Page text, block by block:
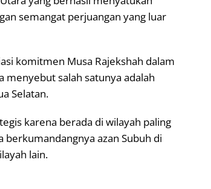
semangat perjuangan yang luar
komitmen Musa Rajekshah dalam
menyebut salah satunya adalah
Selatan.
karena berada di wilayah paling
azan Subuh di
lain.